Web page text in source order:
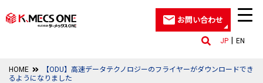
JP EN
お問い合わせ
HOME
【ODU】高速データテクノロジーのフライヤーがダウンロードでき
るようになりました